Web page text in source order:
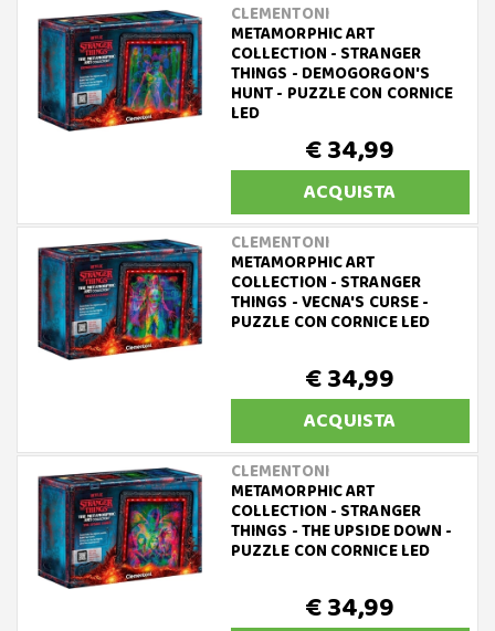
CLEMENTONI
METAMORPHIC ART
COLLECTION - STRANGER
THINGS - DEMOGORGON'S
HUNT - PUZZLE CON CORNICE
LED
€ 34,99
ACQUISTA
CLEMENTONI
METAMORPHIC ART
COLLECTION - STRANGER
THINGS - VECNA'S CURSE -
PUZZLE CON CORNICE LED
€ 34,99
ACQUISTA
CLEMENTONI
METAMORPHIC ART
COLLECTION - STRANGER
THINGS - THE UPSIDE DOWN -
PUZZLE CON CORNICE LED
€ 34,99